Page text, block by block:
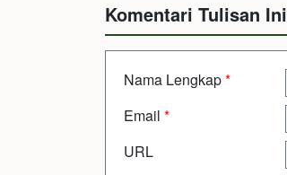
Komentari Tulisan Ini
Nama Lengkap*
Email *
URL